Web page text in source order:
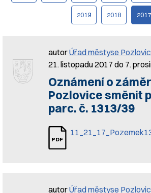
2019 2018 2017
autorÚřad městyse
21. listopadu 2017 do 7.
Oznámení o
Pozlovice směnit
parc. č. 1313/39
autorÚřad městyse